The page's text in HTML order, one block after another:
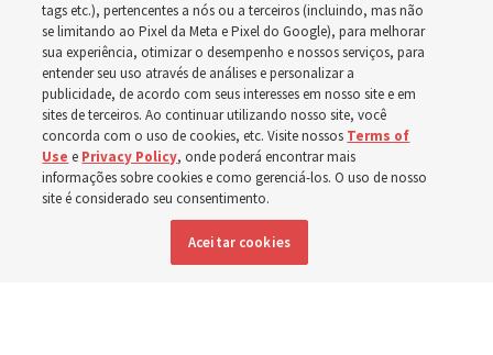
A dedicação do Templo Cody Wyoming em outubro será
a primeira realizada por Élder Clark G. Gilbert
7 agosto 2026, 2:40 p.m. MDT Compartilhar
DISPONÍVEL EM: Inglês | Espanhol
tags etc.), pertencentes a nós ou a terceiros (incluindo, mas não
se limitando ao Pixel da Meta e Pixel do Google), para melhorar
sua experiência, otimizar o desempenho e nossos serviços, para
entender seu uso através de análises e personalizar a
publicidade, de acordo com seus interesses em nosso site e em
sites de terceiros. Ao continuar utilizando nosso site, você
concorda com o uso de cookies, etc. Visite nossos Terms of
Use e Privacy Policy, onde poderá encontrar mais
informações sobre cookies e como gerenciá-los. O uso de nosso
site é considerado seu consentimento.
Aceitar cookies